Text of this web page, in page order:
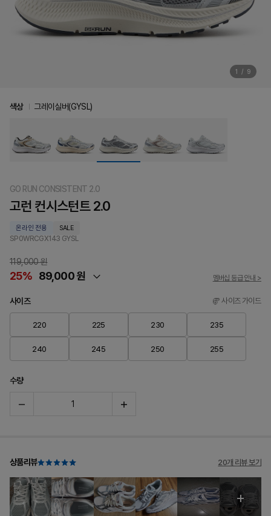
1 / 9
GO RUN CONSISTENT 2.0
고런 컨시스턴트 2.0
온라인 전용 SALE
SP0WRCGX143 GYSL
119,000 원
25% 89,000 원 멤버십 등급 안내 >
색상 그레이실버(GYSL)
사이즈 사이즈 가이드
220 225 230 235
240 245 250 255
수량
상품리뷰 20개 리뷰 보기